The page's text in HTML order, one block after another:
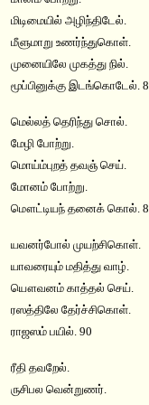
மிடிமையில் அழிந்திடேல்.
மீளுமாறு உணர்ந்துகொள்.
முனையிலே முகத்து நில்.
மூப்பினுக்கு இடங்கொடேல்.
மெல்லத் தெரிந்து சொல்.
மேழி போற்று.
மொய்ம்புறத் தவஞ் செய்.
மோனம் போற்று.
மௌட்டியந் தனைக் கொல்.
யவனர்போல் முயற்சிகொள்.
யாவரையும் மதித்து வாழ்.
யௌவனம் காத்தல் செய்.
ரஸத்திலே தேர்ச்சிகொள்.
ராஜஸம் பயில். 90
ரீதி தவறேல்.
ருசிபல வென்றுணர்.